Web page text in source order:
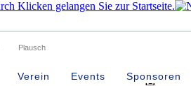
Verein Events Sponsoren
Plausch
[1]